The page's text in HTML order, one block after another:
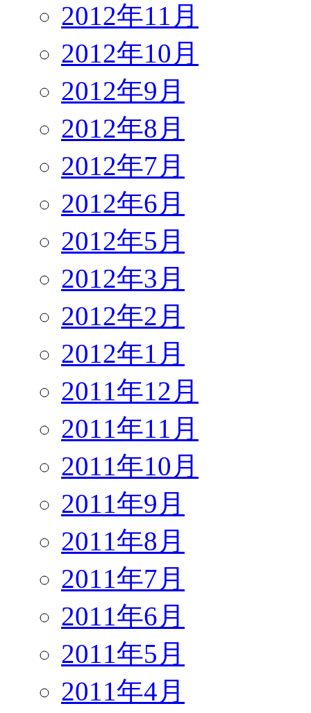
2012年11月
2012年10月
2012年9月
2012年8月
2012年7月
2012年6月
2012年5月
2012年3月
2012年2月
2012年1月
2011年12月
2011年11月
2011年10月
2011年9月
2011年8月
2011年7月
2011年6月
2011年5月
2011年4月